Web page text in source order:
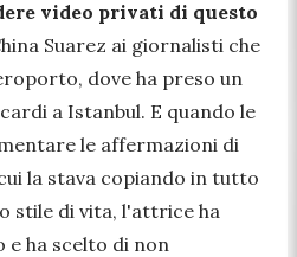
video privati di questo
Suarez ai giornalisti che
dove ha preso un
a Istanbul. E quando le
le affermazioni di
la stava copiando in tutto
stile di vita, l'attrice ha
ha scelto di non